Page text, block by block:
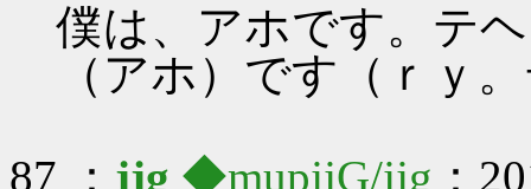
僕は、アホです。テ
（アホ）です（ｒｙ
87 ： jjg ◆mupjjG/jjg ：